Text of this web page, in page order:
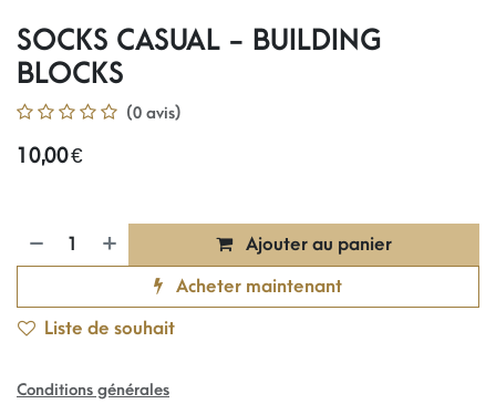
SOCKS CASUAL - BUILDING
BLOCKS
(0 avis)
10,00€
Ajouter au panier
Acheter maintenant
Liste de souhait
Conditions générales